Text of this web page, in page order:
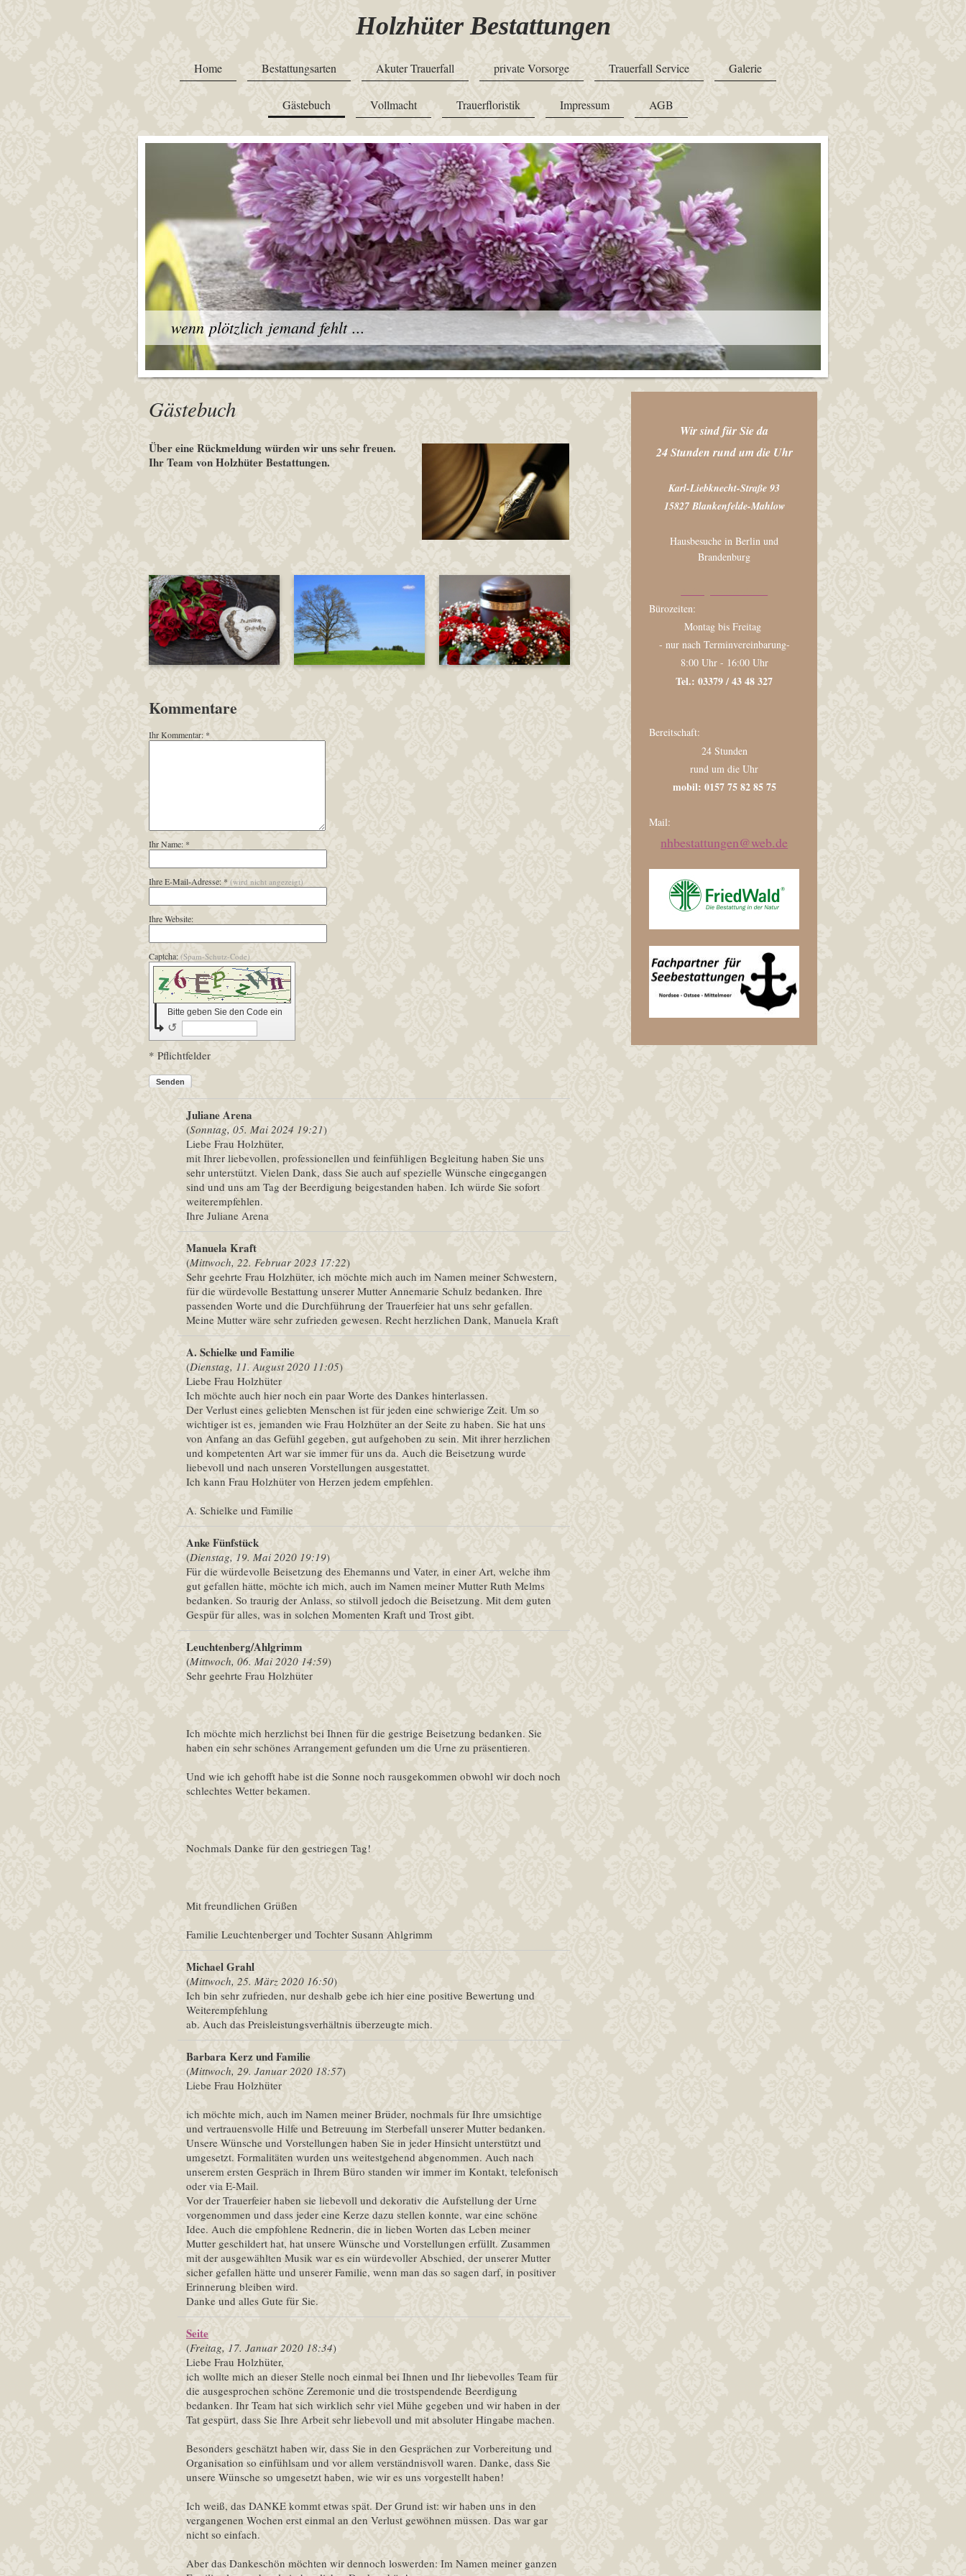
Holzhüter Bestattungen
Home Bestattungsarten Akuter Trauerfall private Vorsorge Trauerfall Service Galerie
Gästebuch Vollmacht Trauerfloristik Impressum AGB
wenn plötzlich jemand fehlt ...
Gästebuch
Über eine Rückmeldung würden wir uns sehr freuen.
Ihr Team von Holzhüter Bestattungen.
Kommentare
Ihr Kommentar: *
Ihr Name: *
Ihre E-Mail-Adresse: * (wird nicht angezeigt)
Ihre Website:
Captcha: (Spam-Schutz-Code)
Bitte geben Sie den Code ein
↺
* Pflichtfelder
Senden
Juliane Arena
(Sonntag, 05. Mai 2024 19:21)
Liebe Frau Holzhüter,
mit Ihrer liebevollen, professionellen und feinfühligen Begleitung haben Sie uns
sehr unterstützt. Vielen Dank, dass Sie auch auf spezielle Wünsche eingegangen
sind und uns am Tag der Beerdigung beigestanden haben. Ich würde Sie sofort
weiterempfehlen.
Ihre Juliane Arena
Manuela Kraft
(Mittwoch, 22. Februar 2023 17:22)
Sehr geehrte Frau Holzhüter, ich möchte mich auch im Namen meiner Schwestern,
für die würdevolle Bestattung unserer Mutter Annemarie Schulz bedanken. Ihre
passenden Worte und die Durchführung der Trauerfeier hat uns sehr gefallen.
Meine Mutter wäre sehr zufrieden gewesen. Recht herzlichen Dank, Manuela Kraft
A. Schielke und Familie
(Dienstag, 11. August 2020 11:05)
Liebe Frau Holzhüter
Ich möchte auch hier noch ein paar Worte des Dankes hinterlassen.
Der Verlust eines geliebten Menschen ist für jeden eine schwierige Zeit. Um so
wichtiger ist es, jemanden wie Frau Holzhüter an der Seite zu haben. Sie hat uns
von Anfang an das Gefühl gegeben, gut aufgehoben zu sein. Mit ihrer herzlichen
und kompetenten Art war sie immer für uns da. Auch die Beisetzung wurde
liebevoll und nach unseren Vorstellungen ausgestattet.
Ich kann Frau Holzhüter von Herzen jedem empfehlen.
A. Schielke und Familie
Anke Fünfstück
(Dienstag, 19. Mai 2020 19:19)
Für die würdevolle Beisetzung des Ehemanns und Vater, in einer Art, welche ihm
gut gefallen hätte, möchte ich mich, auch im Namen meiner Mutter Ruth Melms
bedanken. So traurig der Anlass, so stilvoll jedoch die Beisetzung. Mit dem guten
Gespür für alles, was in solchen Momenten Kraft und Trost gibt.
Leuchtenberg/Ahlgrimm
(Mittwoch, 06. Mai 2020 14:59)
Sehr geehrte Frau Holzhüter
Ich möchte mich herzlichst bei Ihnen für die gestrige Beisetzung bedanken. Sie
haben ein sehr schönes Arrangement gefunden um die Urne zu präsentieren.
Und wie ich gehofft habe ist die Sonne noch rausgekommen obwohl wir doch noch
schlechtes Wetter bekamen.
Nochmals Danke für den gestriegen Tag!
Mit freundlichen Grüßen
Familie Leuchtenberger und Tochter Susann Ahlgrimm
Michael Grahl
(Mittwoch, 25. März 2020 16:50)
Ich bin sehr zufrieden, nur deshalb gebe ich hier eine positive Bewertung und
Weiterempfehlung
ab. Auch das Preisleistungsverhältnis überzeugte mich.
Barbara Kerz und Familie
(Mittwoch, 29. Januar 2020 18:57)
Liebe Frau Holzhüter
ich möchte mich, auch im Namen meiner Brüder, nochmals für Ihre umsichtige
und vertrauensvolle Hilfe und Betreuung im Sterbefall unserer Mutter bedanken.
Unsere Wünsche und Vorstellungen haben Sie in jeder Hinsicht unterstützt und
umgesetzt. Formalitäten wurden uns weitestgehend abgenommen. Auch nach
unserem ersten Gespräch in Ihrem Büro standen wir immer im Kontakt, telefonisch
oder via E-Mail.
Vor der Trauerfeier haben sie liebevoll und dekorativ die Aufstellung der Urne
vorgenommen und dass jeder eine Kerze dazu stellen konnte, war eine schöne
Idee. Auch die empfohlene Rednerin, die in lieben Worten das Leben meiner
Mutter geschildert hat, hat unsere Wünsche und Vorstellungen erfüllt. Zusammen
mit der ausgewählten Musik war es ein würdevoller Abschied, der unserer Mutter
sicher gefallen hätte und unserer Familie, wenn man das so sagen darf, in positiver
Erinnerung bleiben wird.
Danke und alles Gute für Sie.
Seite
(Freitag, 17. Januar 2020 18:34)
Liebe Frau Holzhüter,
ich wollte mich an dieser Stelle noch einmal bei Ihnen und Ihr liebevolles Team für
die ausgesprochen schöne Zeremonie und die trostspendende Beerdigung
bedanken. Ihr Team hat sich wirklich sehr viel Mühe gegeben und wir haben in der
Tat gespürt, dass Sie Ihre Arbeit sehr liebevoll und mit absoluter Hingabe machen.
Besonders geschätzt haben wir, dass Sie in den Gesprächen zur Vorbereitung und
Organisation so einfühlsam und vor allem verständnisvoll waren. Danke, dass Sie
unsere Wünsche so umgesetzt haben, wie wir es uns vorgestellt haben!
Ich weiß, das DANKE kommt etwas spät. Der Grund ist: wir haben uns in den
vergangenen Wochen erst einmal an den Verlust gewöhnen müssen. Das war gar
nicht so einfach.
Aber das Dankeschön möchten wir dennoch loswerden: Im Namen meiner ganzen
Wir sind für Sie da
24 Stunden rund um die Uhr
Karl-Liebknecht-Straße 93
15827 Blankenfelde-Mahlow
Hausbesuche in Berlin und
Brandenburg
Bürozeiten:
Montag bis Freitag
- nur nach Terminvereinbarung-
8:00 Uhr - 16:00 Uhr
Tel.: 03379 / 43 48 327
Bereitschaft:
24 Stunden
rund um die Uhr
mobil: 0157 75 82 85 75
Mail:
nhbestattungen@web.de